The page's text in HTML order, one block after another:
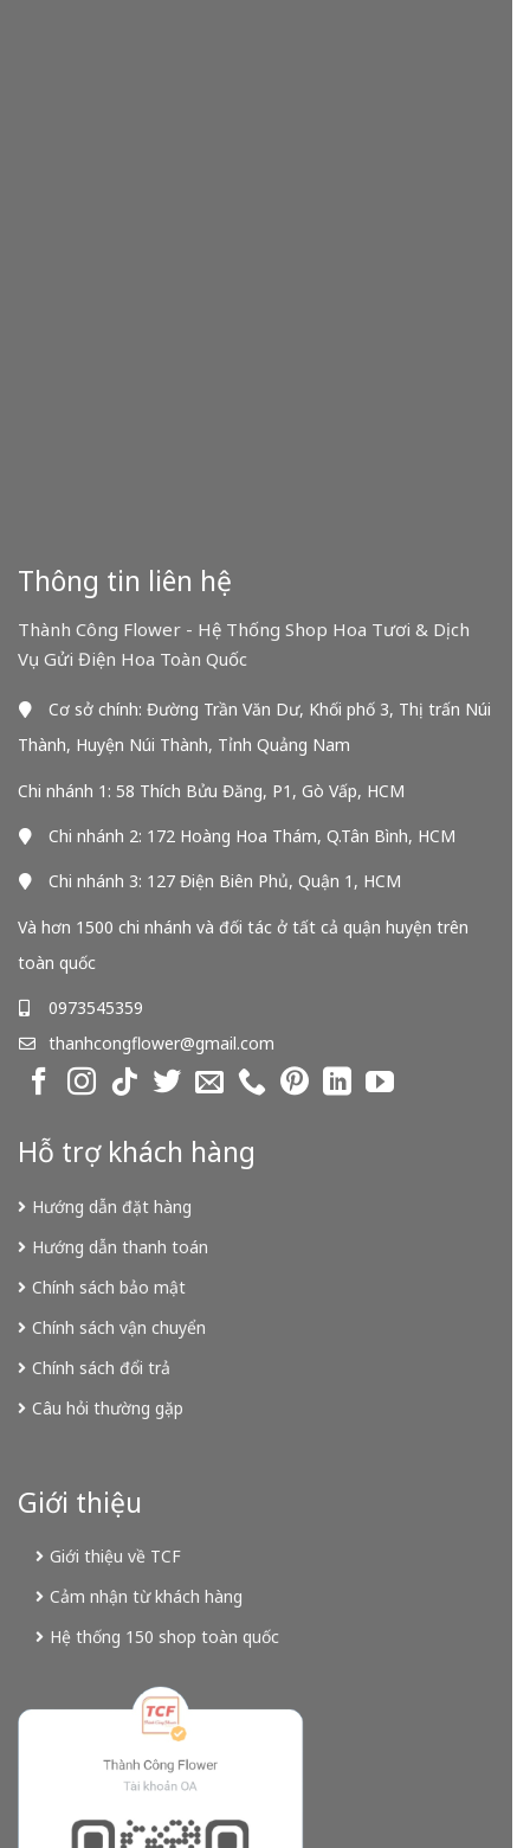
Thông tin liên hệ
Thành Công Flower - Hệ Thống Shop Hoa Tươi & Dịch
Vụ Gửi Điện Hoa Toàn Quốc
Cơ sở chính: Đường Trần Văn Dư, Khối phố 3, Thị trấn Núi
Thành, Huyện Núi Thành, Tỉnh Quảng Nam
Chi nhánh 1: 58 Thích Bửu Đăng, P1, Gò Vấp, HCM
Chi nhánh 2: 172 Hoàng Hoa Thám, Q.Tân Bình, HCM
Chi nhánh 3: 127 Điện Biên Phủ, Quận 1, HCM
Và hơn 1500 chi nhánh và đối tác ở tất cả quận huyện trên
toàn quốc
0973545359
thanhcongflower@gmail.com
Hỗ trợ khách hàng
Hướng dẫn đặt hàng
Hướng dẫn thanh toán
Chính sách bảo mật
Chính sách vận chuyển
Chính sách đổi trả
Câu hỏi thường gặp
Giới thiệu
Giới thiệu về TCF
Cảm nhận từ khách hàng
Hệ thống 150 shop toàn quốc